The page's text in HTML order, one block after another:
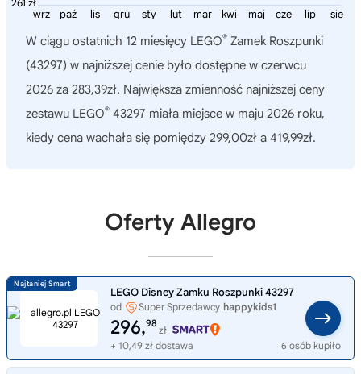
sie
lip
cze
maj
kwi
mar
lut
sty
gru
lis
paź
wrz
W ciągu ostatnich 12 miesięcy LEGO® Zamek Roszpunki
(43297) w najniższej cenie było dostępne w czerwcu
2026 za 283,39zł. Największa zmienność najniższej ceny
zestawu LEGO® 43297 miała miejsce w maju 2026 roku,
kiedy cena wachała się pomiędzy 299,00zł a 419,99zł.
Oferty Allegro
LEGO Disney Zamku Roszpunki 43297
od Super Sprzedawcy happykids1
296,98
zł
+ 10,49 zł dostawa
6 osób kupiło